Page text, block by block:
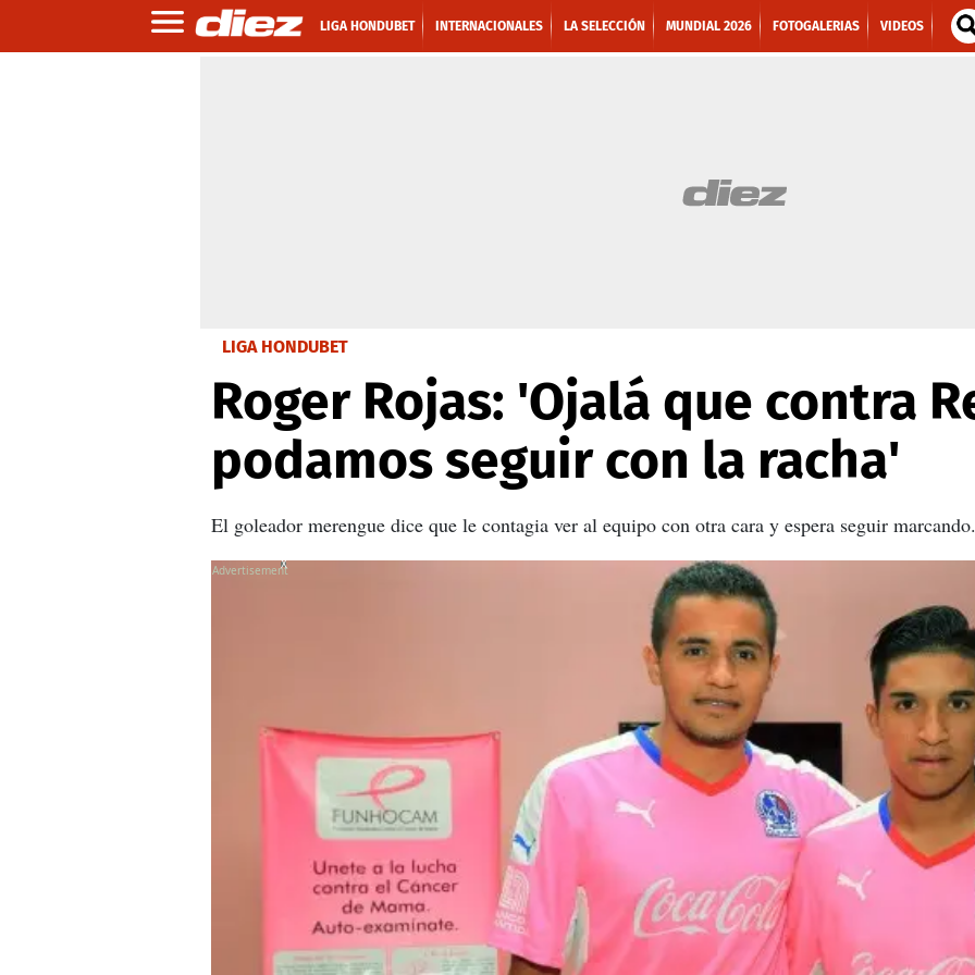
LIGA HONDUBET INTERNACIONALES LA SELECCIÓN MUNDIAL 2026 FOTOGALERIAS VIDEOS
LIGA HONDUBET
Roger Rojas: 'Ojalá que contra
podamos seguir con la racha'
El goleador merengue dice que le contagia ver al equipo con otra cara y espera seguir marcando.
X